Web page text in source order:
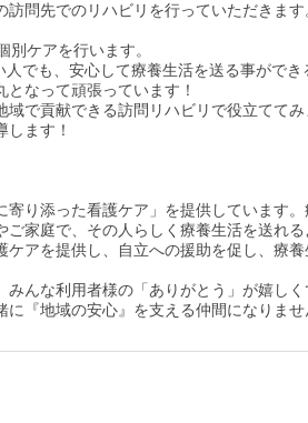
問先でのリハビリを行っていただきます
別ケアを行います。
でも、安心して療養生活を送る事ができ
なって頑張っています！
で貢献できる訪問リハビリで役立ててみ
ます！
り添った看護ケア」を提供しています。
家庭で、その人らしく療養生活を送れる
ケアを提供し、自立への援助を促し、療養
んな利用者様の「ありがとう」が嬉しく
『地域の安心』を支える仲間になりませ